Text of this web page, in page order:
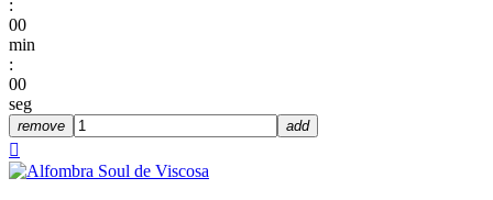
:
00
min
:
00
seg
remove add
